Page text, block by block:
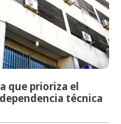
que prioriza el
técnica